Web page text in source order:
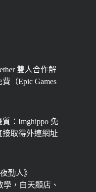
雙人合作解
（Epic Games
：Imghippo 免
接取得外連網址
勤人》
學，白天顧店、